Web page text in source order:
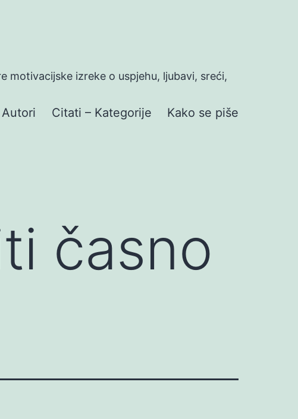
motivacijske izreke o uspjehu, ljubavi, sreći,
Citati – Kategorije Kako se piše
časno